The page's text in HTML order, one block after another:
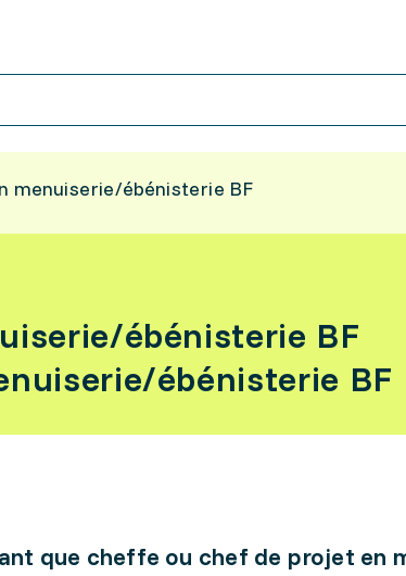
menuiserie/ébénisterie BF
ébénisterie BF
ébénisterie BF
que cheffe ou chef de projet en